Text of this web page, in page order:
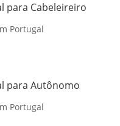
para Cabeleireiro
Portugal
para Autônomo
Portugal